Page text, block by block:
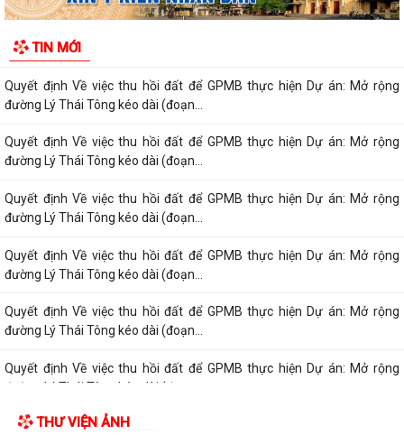
TIN MỚI
đường Lý Thái Tông kéo dài (đoạn...
Quyết định Về việc thu hồi đất để GPMB thực hiện Dự án: Mở rộng
đường Lý Thái Tông kéo dài (đoạn...
Quyết định Về việc thu hồi đất để GPMB thực hiện Dự án: Mở rộng
đường Lý Thái Tông kéo dài (đoạn...
Quyết định Về việc thu hồi đất để GPMB thực hiện Dự án: Mở rộng
đường Lý Thái Tông kéo dài (đoạn...
Quyết định Về việc thu hồi đất để GPMB thực hiện Dự án: Mở rộng
đường Lý Thái Tông kéo dài (đoạn...
Quyết định Về việc thu hồi đất để GPMB thực hiện Dự án: Mở rộng
đường Lý Thái Tông kéo dài (đoạn...
Quyết định Về việc thu hồi đất để GPMB thực hiện Dự án: Mở rộng
đường Lý Thái Tông kéo dài (đoạn...
Quyết định Về việc thu hồi đất để GPMB thực hiện Dự án: Mở rộng
THƯ VIỆN ẢNH